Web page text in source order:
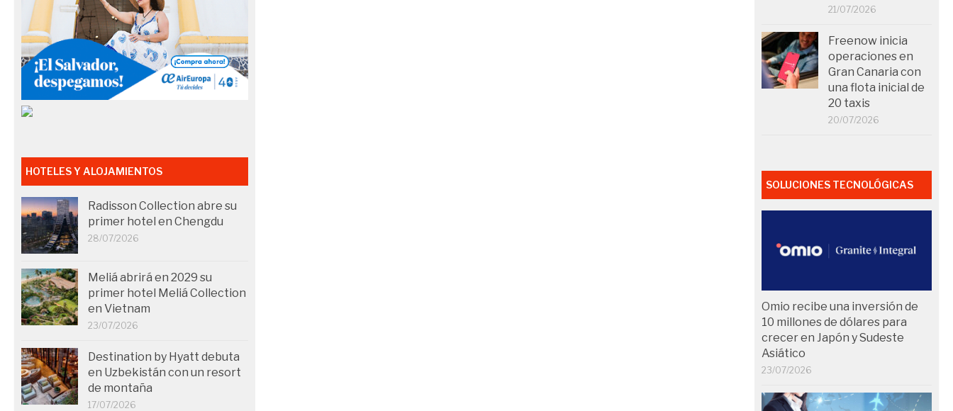
HOTELES Y ALOJAMIENTOS
Radisson Collection abre su
primer hotel en Chengdu
28/07/2026
Meliá abrirá en 2029 su
primer hotel Meliá Collection
en Vietnam
23/07/2026
Destination by Hyatt debuta
en Uzbekistán con un resort
de montaña
17/07/2026
21/07/2026
Freenow inicia
operaciones en
Gran Canaria con
una flota inicial de
20 taxis
20/07/2026
SOLUCIONES TECNOLÓGICAS
Omio recibe una inversión de
10 millones de dólares para
crecer en Japón y Sudeste
Asiático
23/07/2026